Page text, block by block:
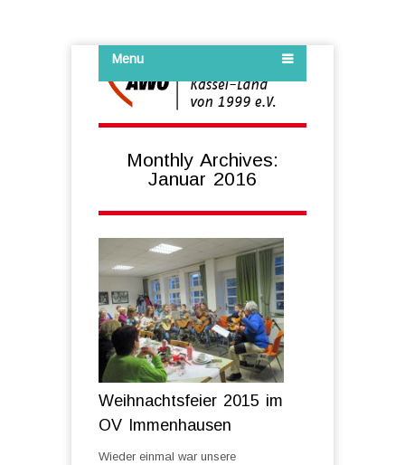
Menu
Monthly Archives:
Januar 2016
Weihnachtsfeier 2015 im
OV Immenhausen
Wieder einmal war unsere